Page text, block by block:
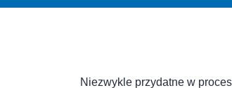
Niezwykle przydatne w